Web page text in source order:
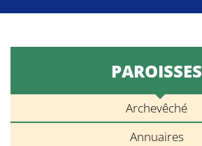
PAROISSES
Archevêché
Annuaires